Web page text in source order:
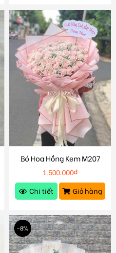
Bó Hoa Hồng Kem M207
1.500.000₫
Chi tiết
Giỏ hàng
-8%